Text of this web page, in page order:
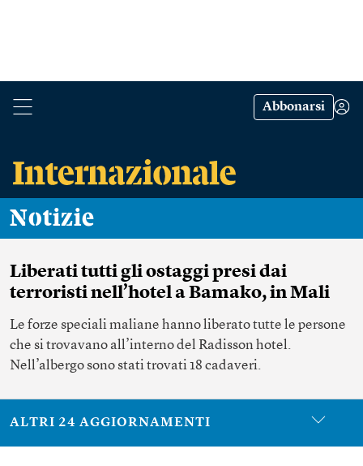
Abbonarsi
Notizie
Liberati tutti gli ostaggi presi dai
terroristi nell’hotel a Bamako, in Mali
Le forze speciali maliane hanno liberato tutte le persone
che si trovavano all’interno del Radisson hotel.
Nell’albergo sono stati trovati 18 cadaveri.
ALTRI 24 AGGIORNAMENTI